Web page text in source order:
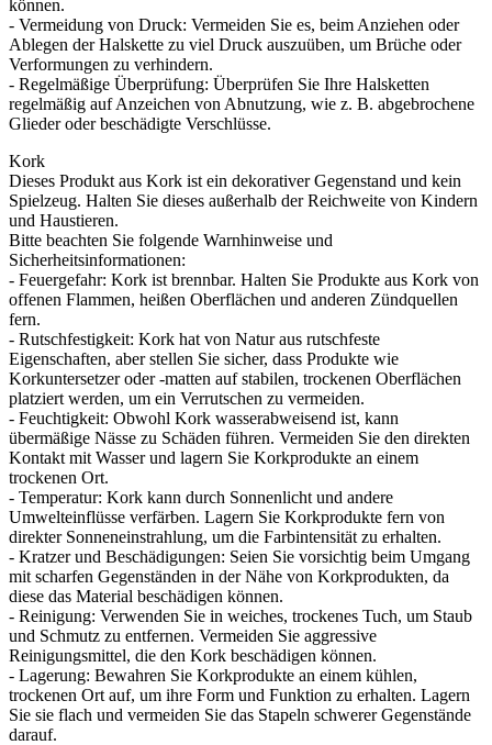
können.
- Vermeidung von Druck: Vermeiden Sie es, beim Anziehen oder
Ablegen der Halskette zu viel Druck auszuüben, um Brüche oder
Verformungen zu verhindern.
- Regelmäßige Überprüfung: Überprüfen Sie Ihre Halsketten
regelmäßig auf Anzeichen von Abnutzung, wie z. B. abgebrochene
Glieder oder beschädigte Verschlüsse.
Kork
Dieses Produkt aus Kork ist ein dekorativer Gegenstand und kein
Spielzeug. Halten Sie dieses außerhalb der Reichweite von Kindern
und Haustieren.
Bitte beachten Sie folgende Warnhinweise und
Sicherheitsinformationen:
- Feuergefahr: Kork ist brennbar. Halten Sie Produkte aus Kork von
offenen Flammen, heißen Oberflächen und anderen Zündquellen
fern.
- Rutschfestigkeit: Kork hat von Natur aus rutschfeste
Eigenschaften, aber stellen Sie sicher, dass Produkte wie
Korkuntersetzer oder -matten auf stabilen, trockenen Oberflächen
platziert werden, um ein Verrutschen zu vermeiden.
- Feuchtigkeit: Obwohl Kork wasserabweisend ist, kann
übermäßige Nässe zu Schäden führen. Vermeiden Sie den direkten
Kontakt mit Wasser und lagern Sie Korkprodukte an einem
trockenen Ort.
- Temperatur: Kork kann durch Sonnenlicht und andere
Umwelteinflüsse verfärben. Lagern Sie Korkprodukte fern von
direkter Sonneneinstrahlung, um die Farbintensität zu erhalten.
- Kratzer und Beschädigungen: Seien Sie vorsichtig beim Umgang
mit scharfen Gegenständen in der Nähe von Korkprodukten, da
diese das Material beschädigen können.
- Reinigung: Verwenden Sie in weiches, trockenes Tuch, um Staub
und Schmutz zu entfernen. Vermeiden Sie aggressive
Reinigungsmittel, die den Kork beschädigen können.
- Lagerung: Bewahren Sie Korkprodukte an einem kühlen,
trockenen Ort auf, um ihre Form und Funktion zu erhalten. Lagern
Sie sie flach und vermeiden Sie das Stapeln schwerer Gegenstände
darauf.